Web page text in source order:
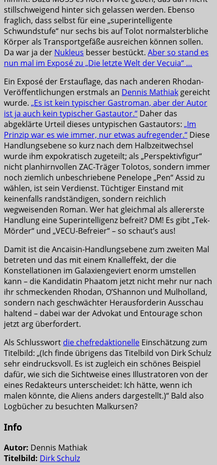
stillschweigend hinter sich gelassen werden. Ebenso
fraglich, dass selbst für eine „superintelligente
Schwundstufe“ nur sechs bis auf Tolot normalsterbliche
Körper als Transportgefäße ausreichen können sollen.
Da war ja der Nukleus besser bestückt. Aber so stand es
nun mal im Exposé zu „Die letzte Welt der Vecuia“ …
Ein Exposé der Erstauflage, das nach anderen Rhodan-
Veröffentlichungen erstmals an Dennis Mathiak gereicht
wurde. „Es ist kein typischer Gastroman, aber der Autor
ist ja auch kein typischer Gastautor.“ Daher das
abgeklärte Urteil dieses untypischen Gastautors: „Im
Prinzip war es wie immer, nur etwas aufregender.“ Diese
Handlungsebene so kurz nach dem Halbzeitwechsel
wurde ihm expokratisch zugeteilt; als „Perspektivfigur“
nicht planhirnvollen ZAC-Träger Tolotos, sondern immer
noch ziemlich unbeschriebene Penelope „Pen“ Assid zu
wählen, ist sein Verdienst. Tüchtiger Einstand mit
keinenfalls randständigen, sondern reichlich
wegweisenden Roman. Wer hat gleichmal als allererste
Handlung eine Superintelligenz befreit? DM! Es gibt „Tek-
Mörder“ und „VECU-Befreier“ – so schaut’s aus!
Damit ist die Ancaisin-Handlungsebene zum zweiten Mal
betreten und das mit einem Knalleffekt, der die
Konstellationen im Galaxiengeviert enorm umstellen
kann – die Kandidatin Phaatom jetzt nicht mehr nur nach
ihr schmeckenden Rhodan, O’Shannon und Mulholland,
sondern nach geschwächter Herausforderin Ausschau
haltend – dabei war der Advokat und Entourage schon
jetzt arg überfordert.
Als Schlusswort die chefredaktionelle Einschätzung zum
Titelbild: „(Ich finde übrigens das Titelbild von Dirk Schulz
sehr eindrucksvoll. Es ist zugleich ein schönes Beispiel
dafür, wie sich die Sichtweise eines Illustratoren von der
eines Redakteurs unterscheidet: Ich hätte, wenn ich
malen könnte, die Aliens anders dargestellt.)“ Bald also
Logbücher zu besuchten Malkursen?
Info
Autor: Dennis Mathiak
Titelbild: Dirk Schulz